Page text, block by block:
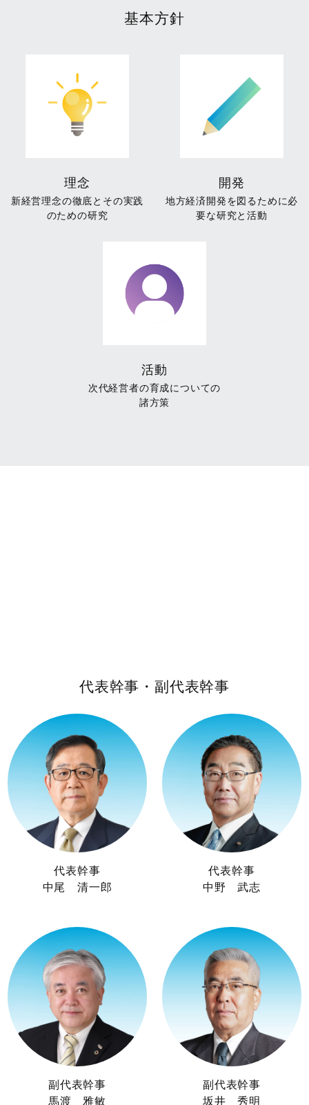
基本方針
理念
新経営理念の徹底と その実践
のための研究
開発
地方経済開発を図るために必
要な研究と活動
活動
次代経営者の育成についての
諸方策
代表幹事・副代表幹事
代表幹事
中尾 清一郎
代表幹事
中野 武志
副代表幹事
馬渡 雅敏
副代表幹事
坂井 秀明